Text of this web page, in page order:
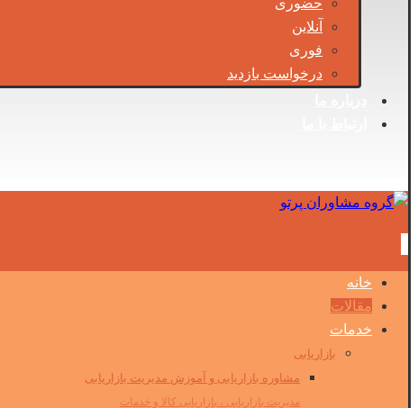
حضوری
آنلاین
فوری
درخواست بازدید
خانه
مقالات
خدمات
بازاریابی
مشاوره بازاریابی و آموزش مدیریت بازاریابی
مدیریت بازاریابی ، بازاریابی کالا و خدمات